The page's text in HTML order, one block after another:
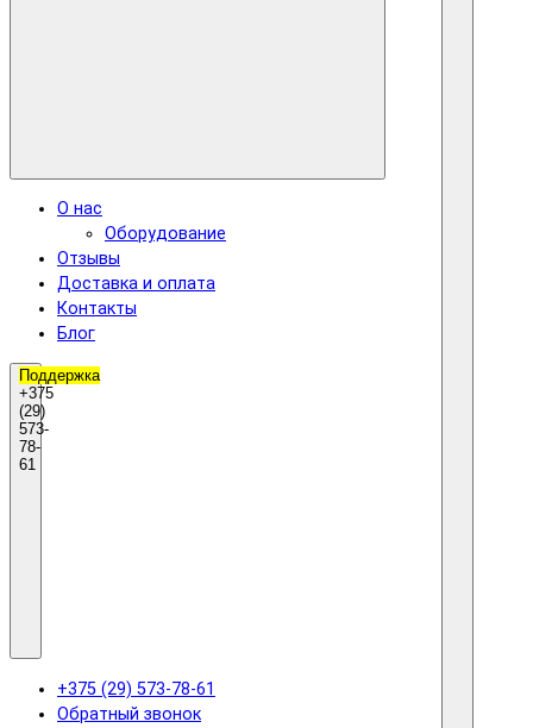
О нас
Оборудование
Отзывы
Доставка и оплата
Контакты
Блог
Поддержка
+375
(29)
573-
78-
61
+375 (29) 573-78-61
Обратный звонок